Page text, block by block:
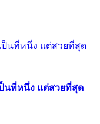
นที่หนึ่ง แต่สวยที่สุด